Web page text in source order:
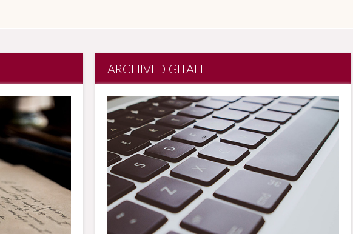
ARCHIVI DIGITALI